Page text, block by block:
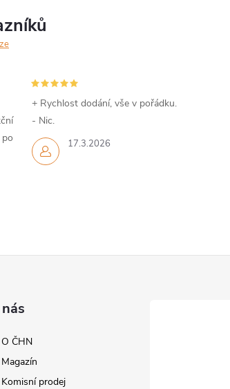
17.3.2026
+ Rychlost dodání, vše v pořádku.
- Nic.
O ČHN
Magazín
Komisní prodej